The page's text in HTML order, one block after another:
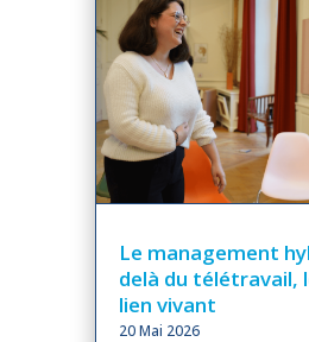
Le management
delà du télétravail,
lien vivant
20 Mai 2026